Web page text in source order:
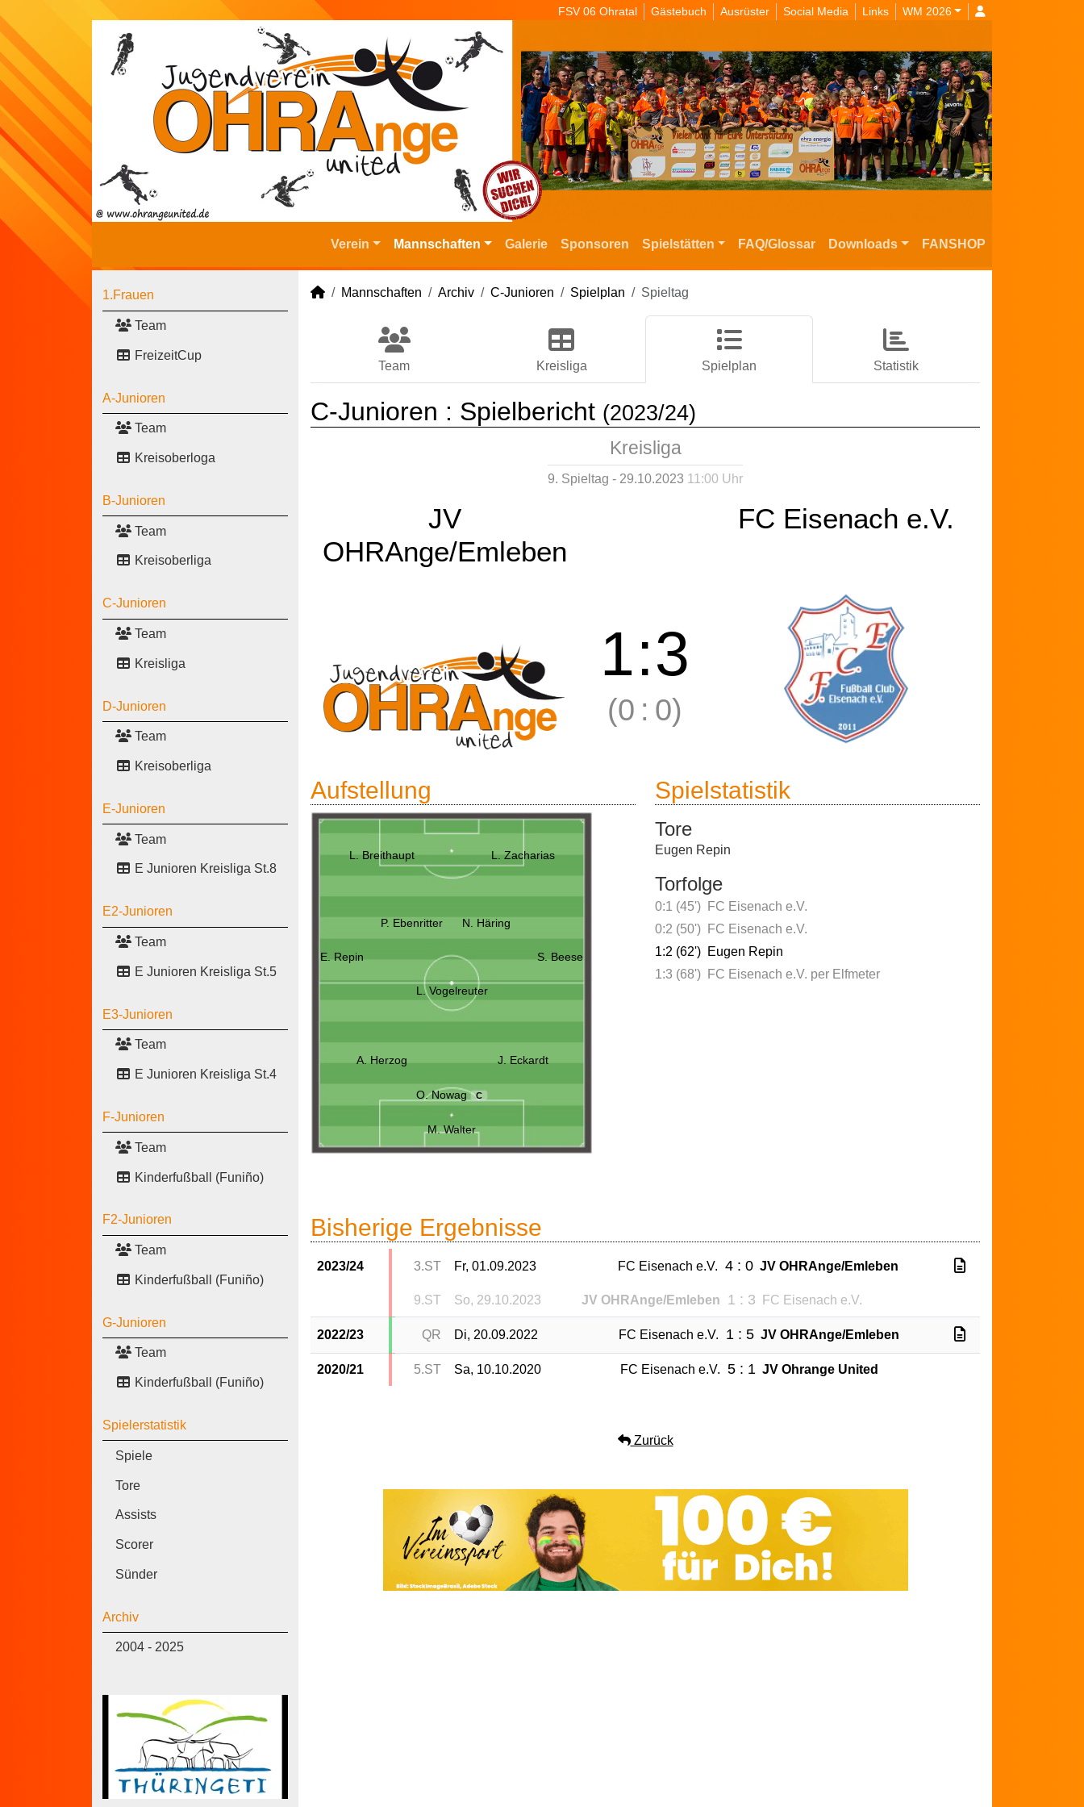
FSV 06 Ohratal Gästebuch Ausrüster Social Media Links WM 2026
Verein Mannschaften Galerie Sponsoren Spielstätten FAQ/Glossar Downloads FANSHOP
1.Frauen
Team
FreizeitCup
A-Junioren
Team
Kreisoberloga
B-Junioren
Team
Kreisoberliga
C-Junioren
Team
Kreisliga
D-Junioren
Team
Kreisoberliga
E-Junioren
Team
E Junioren Kreisliga St.8
E2-Junioren
Team
E Junioren Kreisliga St.5
E3-Junioren
Team
E Junioren Kreisliga St.4
F-Junioren
Team
Kinderfußball (Funiño)
F2-Junioren
Team
Kinderfußball (Funiño)
G-Junioren
Team
Kinderfußball (Funiño)
Spielerstatistik
Spiele
Tore
Assists
Scorer
Sünder
Archiv
2004 - 2025
Mannschaften Archiv C-Junioren Spielplan Spieltag
Team Kreisliga Spielplan Statistik
C-Junioren : Spielbericht (2023/24)
Kreisliga
9. Spieltag - 29.10.2023 11:00 Uhr
JV
OHRAnge/Emleben
FC Eisenach e.V.
1:3
(0 : 0)
Aufstellung
L. Breithaupt L. Zacharias
P. Ebenritter N. Häring
E. Repin S. Beese
L. Vogelreuter
A. Herzog J. Eckardt
O. Nowag C
M. Walter
Spielstatistik
Tore
Eugen Repin
Torfolge
0:1 (45')
FC Eisenach e.V.
0:2 (50')
FC Eisenach e.V.
1:2 (62') Eugen Repin
1:3 (68')
FC Eisenach e.V. per Elfmeter
Bisherige Ergebnisse
2023/24 3.ST Fr, 01.09.2023 FC Eisenach e.V. 4 : 0 JV OHRAnge/Emleben
9.ST So, 29.10.2023 JV OHRAnge/Emleben 1 : 3 FC Eisenach e.V.
2022/23 QR Di, 20.09.2022 FC Eisenach e.V. 1 : 5 JV OHRAnge/Emleben
2020/21 5.ST Sa, 10.10.2020 FC Eisenach e.V. 5 : 1 JV Ohrange United
Zurück